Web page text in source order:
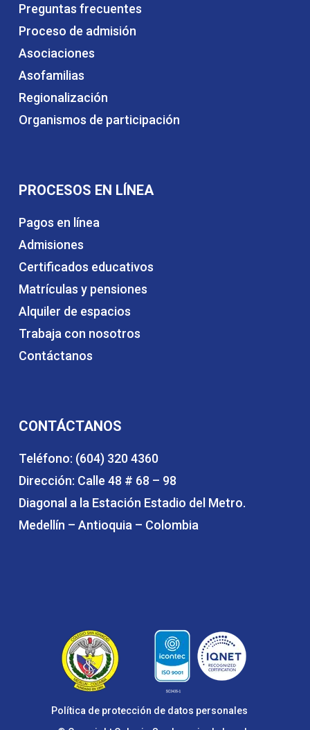
Preguntas frecuentes
Proceso de admisión
Asociaciones
Asofamilias
Regionalización
Organismos de participación
PROCESOS EN LÍNEA
Pagos en línea
Admisiones
Certificados educativos
Matrículas y pensiones
Alquiler de espacios
Trabaja con nosotros
Contáctanos
CONTÁCTANOS
Teléfono: (604) 320 4360
Dirección: Calle 48 # 68 – 98
Diagonal a la Estación Estadio del Metro.
Medellín – Antioquia – Colombia
Política de protección de datos personales